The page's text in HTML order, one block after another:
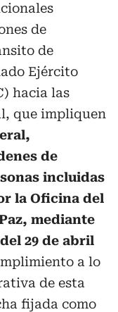
de
de
Ejército
hacia las
que impliquen
de
incluidas
la Oficina del
mediante
29 de abril
a lo
de esta
fijada como